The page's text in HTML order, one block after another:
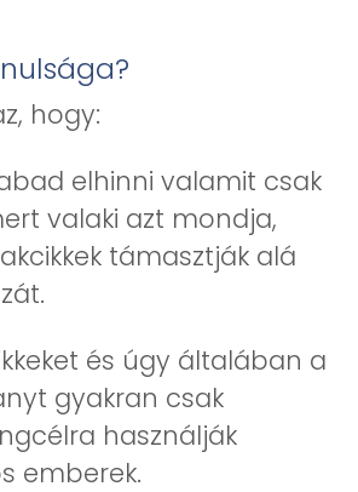
hogy:
elhinni valamit csak
valaki azt mondja,
támasztják alá
és úgy általában a
gyakran csak
használják
emberek.